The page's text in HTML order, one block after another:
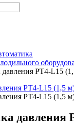
давления PT4-L15
давления